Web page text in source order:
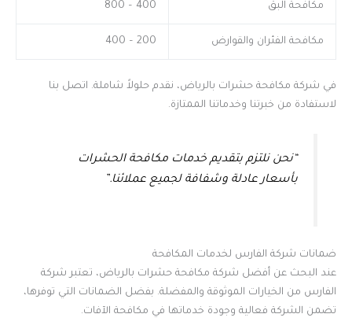
مكافحة البق 400 – 800
مكافحة الفئران والقوارض 200 – 400
في شركة مكافحة حشرات بالرياض، نقدم حلولاً شاملة. اتصل بنا
لاستفادة من خبرتنا وخدماتنا الممتازة.
“نحن نلتزم بتقديم خدمات مكافحة الحشرات
بأسعار عادلة وشفافة لجميع عملائنا.”
ضمانات شركة الفارس لخدمات المكافحة
عند البحث عن أفضل شركة مكافحة حشرات بالرياض، تعتبر شركة
الفارس من الخيارات الموثوقة والمفضلة. بفضل الضمانات التي توفرها،
تضمن الشركة فعالية وجودة خدماتها في مكافحة الآفات.